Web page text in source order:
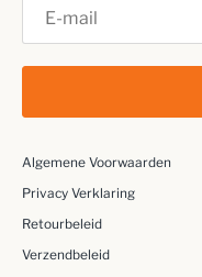
Algemene Voorwaarden
Privacy Verklaring
Retourbeleid
Verzendbeleid